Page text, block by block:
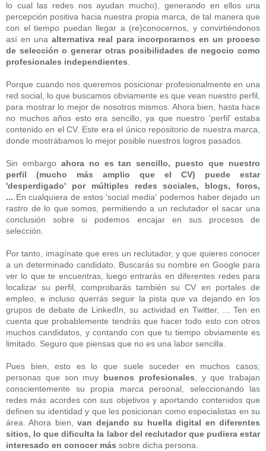
lo cual las redes nos ayudan mucho), generando en ellos una
percepción positiva hacia nuestra propia marca, de tal manera que
con el tiempo puedan llegar a (re)conocernos, y convirtiéndonos
así en una alternativa real para incorporarnos en un proceso
de selección o generar otras posibilidades de negocio como
profesionales independientes.
Porque cuando nos queremos posicionar profesionalmente en una
red social, lo que buscamos obviamente es que vean nuestro perfil,
para mostrar lo mejor de nosotros mismos. Ahora bien, hasta hace
no muchos años esto era sencillo, ya que nuestro 'perfil' estaba
contenido en el CV. Este era el único repositorio de nuestra marca,
donde mostrábamos lo mejor posible nuestros logros pasados.
Sin embargo ahora no es tan sencillo, puesto que nuestro
perfil (mucho más amplio que el CV) puede estar
'desperdigado' por múltiples redes sociales, blogs, foros,
... En cualquiera de estos 'social media' podemos haber dejado un
rastro de lo que somos, permitiendo a un reclutador el sacar una
conclusión sobre si podemos encajar en sus procesos de
selección.
Por tanto, imagínate que eres un reclutador, y que quieres conocer
a un determinado candidato. Buscarás su nombre en Google para
ver lo que te encuentras, luego entrarás en diferentes redes para
localizar su perfil, comprobarás también su CV en portales de
empleo, e incluso querrás seguir la pista que va dejando en los
grupos de debate de LinkedIn, su actividad en Twitter, ... Ten en
cuenta que probablemente tendrás que hacer todo esto con otros
muchos candidatos, y contando con que tu tiempo obviamente es
limitado. Seguro que piensas que no es una labor sencilla.
Pues bien, esto es lo que suele suceder en muchos casos;
personas que son muy buenos profesionales, y que trabajan
conscientemente su propia marca personal, seleccionando las
redes más acordes con sus objetivos y aportando contenidos que
definen su identidad y que les posicionan como especialistas en su
área. Ahora bien,van dejando su huella digital en diferentes
sitios, lo que dificulta la labor del reclutador que pudiera estar
interesado en conocer más sobre dicha persona.